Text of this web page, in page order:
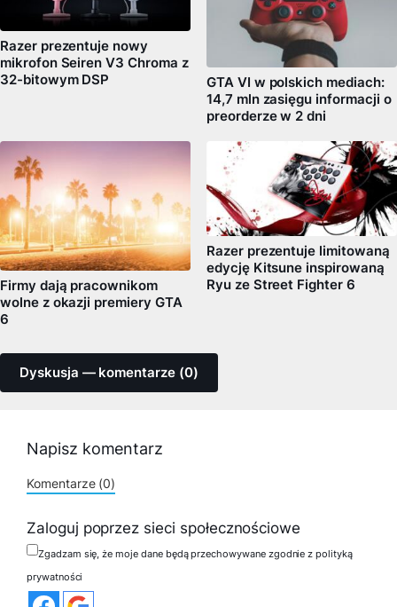
Razer prezentuje nowy
mikrofon Seiren V3 Chroma z
32-bitowym DSP
GTA VI w polskich mediach:
14,7 mln zasięgu informacji o
preorderze w 2 dni
Firmy dają pracownikom
wolne z okazji premiery GTA
6
Razer prezentuje limitowaną
edycję Kitsune inspirowaną
Ryu ze Street Fighter 6
Dyskusja — komentarze (0)
Napisz komentarz
Komentarze (0)
Zaloguj poprzez sieci społecznościowe
Zgadzam się, że moje dane będą przechowywane zgodnie z polityką
prywatności